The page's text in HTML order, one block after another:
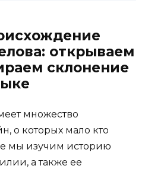
открываем
склонение
множество
о которых мало кто
мы изучим историю
а также ее